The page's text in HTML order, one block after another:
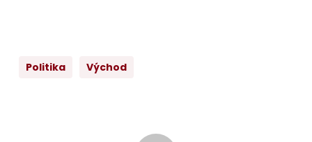
Politika Východ